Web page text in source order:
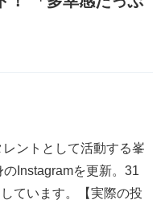
ントとして活動する峯
Instagramを更新。31
ています。【実際の投